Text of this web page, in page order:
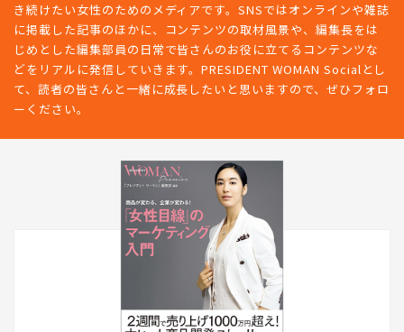
き続けたい女性のためのメディアです。SNSではオンラインや雑誌
に掲載した記事のほかに、コンテンツの取材風景や、編集長をは
じめとした編集部員の日常で皆さんのお役に立てるコンテンツな
どをリアルに発信していきます。PRESIDENT WOMAN Socialとし
て、読者の皆さんと一緒に成長したいと思いますので、ぜひフォロ
ーください。